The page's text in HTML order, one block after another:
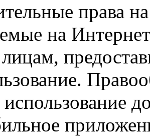
права
на
использование